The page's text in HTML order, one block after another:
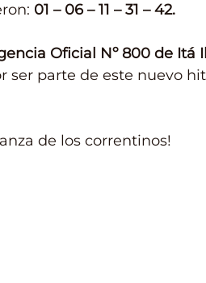
01 – 06 – 11 – 31 – 42.
Oficial Nº 800 de Itá
ser parte de este nuevo
de los correntinos!